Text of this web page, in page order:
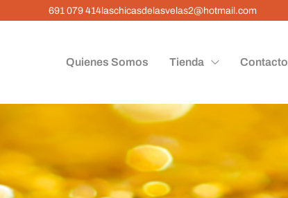
691 079 414laschicasdelasvelas2@hotmail.com
Quienes Somos Tienda Contacto